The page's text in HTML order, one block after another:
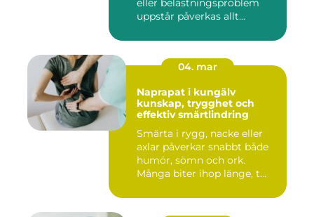
eller belastningsproblem
uppstår påverkas allt...
04. mar
Naprapat i kungälv
kunskap, trygghet och
effektiv smärtlindring
Smärta i rygg, nacke eller
axlar påverkar snabbt både
humör, sömn och ork.
Många biter ihop länge, t...